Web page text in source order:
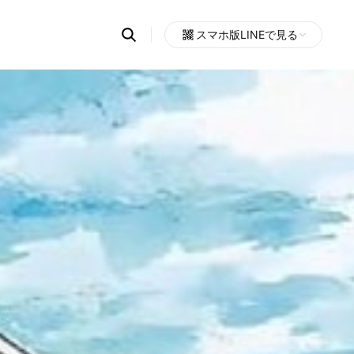
Search
OpenChats
messages
search
area
スマホ版LINEで見る